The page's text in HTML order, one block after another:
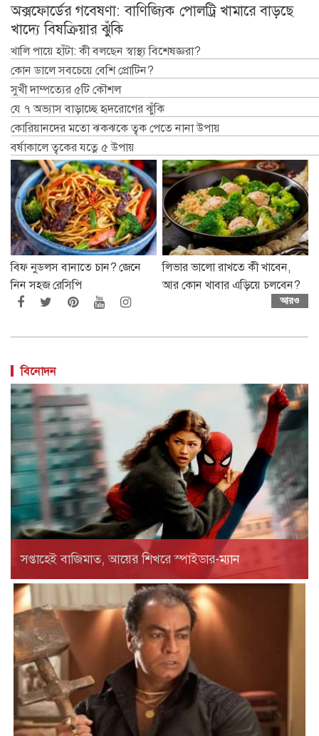
অক্সফোর্ডের গবেষণা: বাণিজ্যিক পোলট্রি খামারে বাড়ছে
খাদ্যে বিষক্রিয়ার ঝুঁকি
খালি পায়ে হাঁটা: কী বলছেন স্বাস্থ্য বিশেষজ্ঞরা?
কোন ডালে সবচেয়ে বেশি প্রোটিন?
সুখী দাম্পত্যের ৫টি কৌশল
যে ৭ অভ্যাস বাড়াচ্ছে হৃদরোগের ঝুঁকি
কোরিয়ানদের মতো ঝকঝকে ত্বক পেতে নানা উপায়
বর্ষাকালে ত্বকের যত্নে ৫ উপায়
বিফ নুডলস বানাতে চান? জেনে
নিন সহজ রেসিপি
লিভার ভালো রাখতে কী খাবেন,
আর কোন খাবার এড়িয়ে চলবেন?
আরও
বিনোদন
সপ্তাহেই বাজিমাত, আয়ের শিখরে স্পাইডার-ম্যান